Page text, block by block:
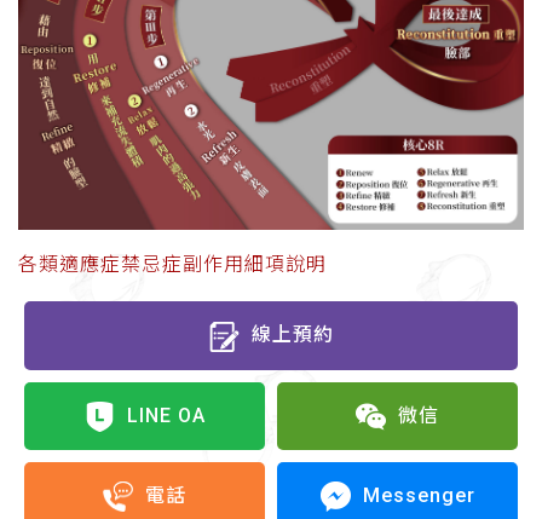
各類適應症禁忌症副作用細項說明
線上預約
LINE OA 微信
電話 Messenger